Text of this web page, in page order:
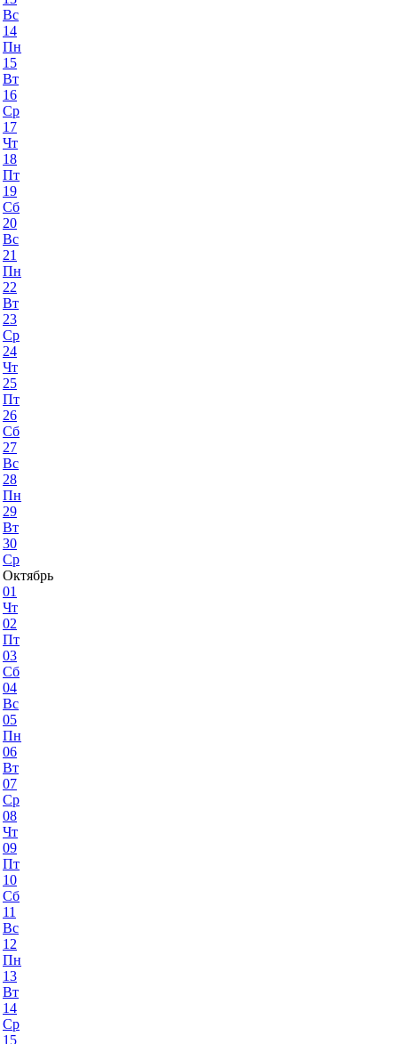
Вс
14
Пн
15
Вт
16
Ср
17
Чт
18
Пт
19
Сб
20
Вс
21
Пн
22
Вт
23
Ср
24
Чт
25
Пт
26
Сб
27
Вс
28
Пн
29
Вт
30
Ср
Октябрь
01
Чт
02
Пт
03
Сб
04
Вс
05
Пн
06
Вт
07
Ср
08
Чт
09
Пт
10
Сб
11
Вс
12
Пн
13
Вт
14
Ср
15